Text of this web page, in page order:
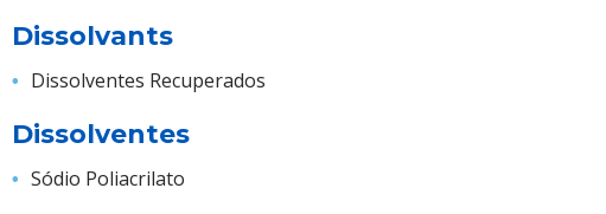
Dissolvants
Dissolventes Recuperados
Dissolventes
Sódio Poliacrilato